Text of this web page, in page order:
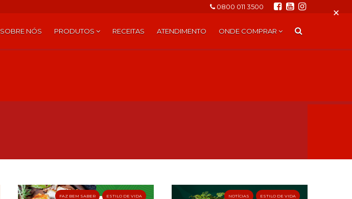
0800 011 3500
SOBRE NÓS PRODUTOS RECEITAS ATENDIMENTO ONDE COMPRAR
FAZ BEM SABER ESTILO DE VIDA NOTÍCIAS ESTILO DE VIDA
×